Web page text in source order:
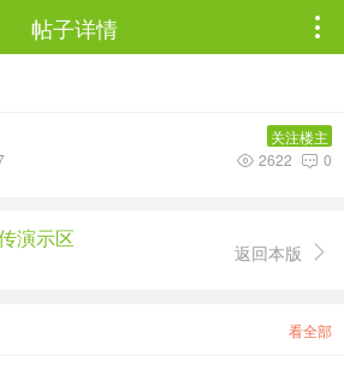
帖子详情 
关注楼主
 0
 2622
演示区
返回本版 
看全部